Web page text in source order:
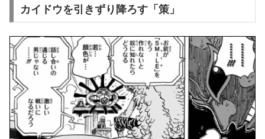
カイドウを引きずり降ろす「策」